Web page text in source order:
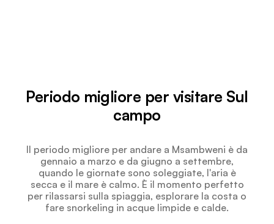
Periodo migliore per visitare Sul
campo
Il periodo migliore per andare a Msambweni è da
gennaio a marzo e da giugno a settembre,
quando le giornate sono soleggiate, l'aria è
secca e il mare è calmo. È il momento perfetto
per rilassarsi sulla spiaggia, esplorare la costa o
fare snorkeling in acque limpide e calde.